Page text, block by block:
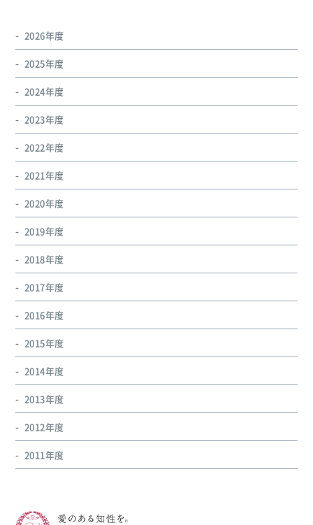
2026年度
2025年度
2024年度
2023年度
2022年度
2021年度
2020年度
2019年度
2018年度
2017年度
2016年度
2015年度
2014年度
2013年度
2012年度
2011年度